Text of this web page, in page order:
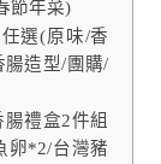
節年菜)
選(原味/香
腸造型/團購/
禮盒2件組
卵*2/台灣豬